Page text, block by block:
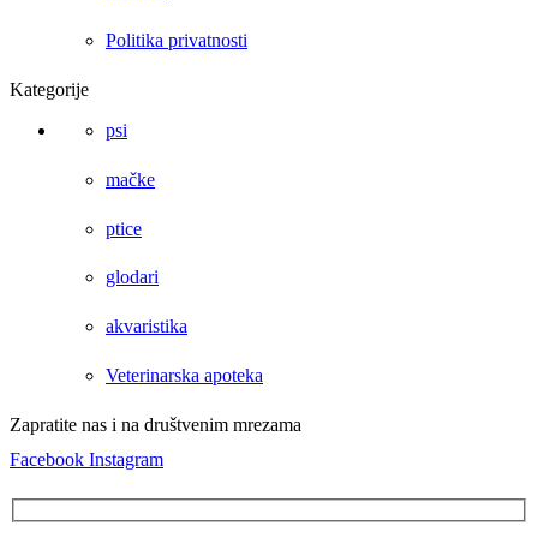
Politika privatnosti
Kategorije
psi
mačke
ptice
glodari
akvaristika
Veterinarska apoteka
Zapratite nas i na društvenim mrezama
Facebook Instagram